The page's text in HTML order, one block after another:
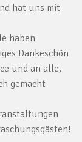
hat uns mit
haben
Dankeschön
und an alle,
gemacht